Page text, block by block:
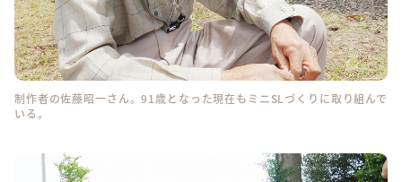
制作者の佐藤昭一さん。91歳となった現在もミニSLづくりに取り組んで
いる。